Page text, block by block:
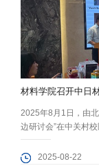
材料学院召开中日
2025年8月1日，由
边研讨会”在中关村
学院和东京大学的三
国科学院化学研究所
2025-08-22